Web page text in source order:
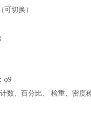
可切换）
：φ9
数、百分比、 检重、密度